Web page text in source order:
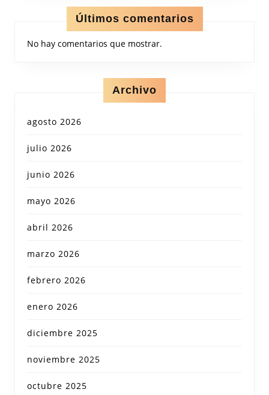
Últimos comentarios
No hay comentarios que mostrar.
Archivo
agosto 2026
julio 2026
junio 2026
mayo 2026
abril 2026
marzo 2026
febrero 2026
enero 2026
diciembre 2025
noviembre 2025
octubre 2025